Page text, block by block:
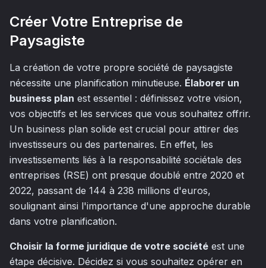
Créer Votre Entreprise de
Paysagiste
La création de votre propre société de paysagiste
nécessite une planification minutieuse. Élaborer un
business plan est essentiel : définissez votre vision,
vos objectifs et les services que vous souhaitez offrir.
Un business plan solide est crucial pour attirer des
investisseurs ou des partenaires. En effet, les
investissements liés à la responsabilité sociétale des
entreprises (RSE) ont presque doublé entre 2020 et
2022, passant de 144 à 238 millions d'euros,
soulignant ainsi l'importance d'une approche durable
dans votre planification.
Choisir la forme juridique de votre société est une
étape décisive. Décidez si vous souhaitez opérer en